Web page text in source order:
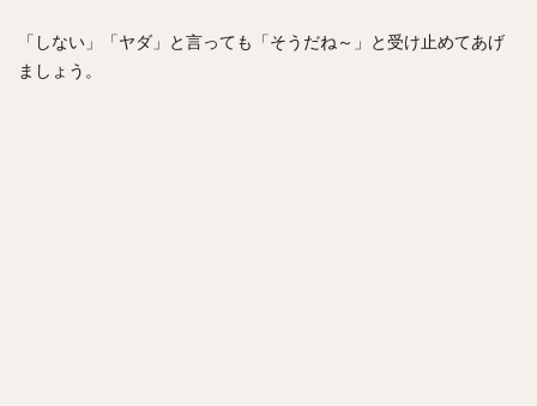
「しない」「ヤダ」と言っても「そうだね～」と受け止めてあげ
ましょう。